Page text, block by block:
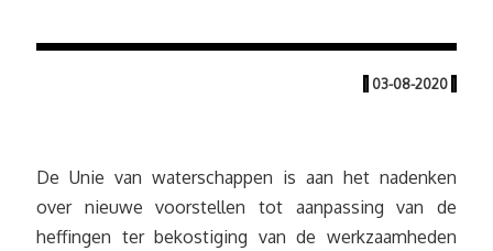
| 03-08-2020 |
De Unie van waterschappen is aan het nadenken
over nieuwe voorstellen tot aanpassing van de
heffingen ter bekostiging van de werkzaamheden